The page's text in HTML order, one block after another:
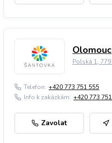
Polská 1,
Telefon: +420 773 751 555
Info k zakázkám: +420 773
Zavolat